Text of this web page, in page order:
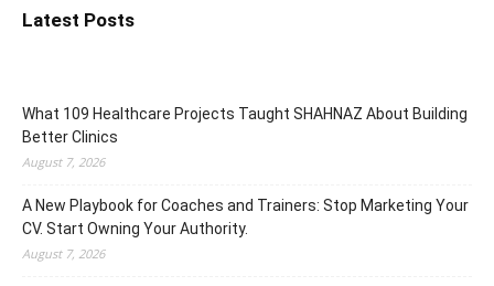
Latest Posts
What 109 Healthcare Projects Taught SHAHNAZ About Building
Better Clinics
August 7, 2026
A New Playbook for Coaches and Trainers: Stop Marketing Your
CV. Start Owning Your Authority.
August 7, 2026